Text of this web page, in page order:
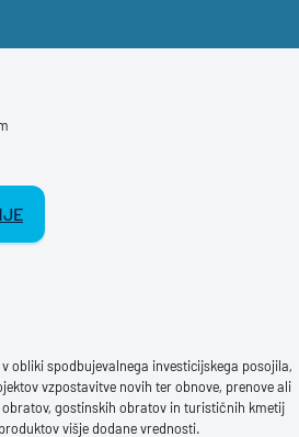
obliki spodbujevalnega investicijskega posojila,
vzpostavitve novih ter obnove, prenove ali
gostinskih obratov in turističnih kmetij
višje dodane vrednosti.